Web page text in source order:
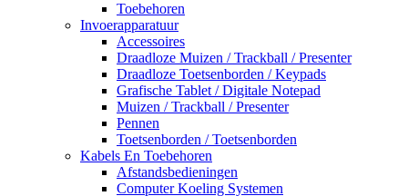
Toebehoren
Invoerapparatuur
Accessoires
Draadloze Muizen / Trackball / Presenter
Draadloze Toetsenborden / Keypads
Grafische Tablet / Digitale Notepad
Muizen / Trackball / Presenter
Pennen
Toetsenborden / Toetsenborden
Kabels En Toebehoren
Afstandsbedieningen
Computer Koeling Systemen